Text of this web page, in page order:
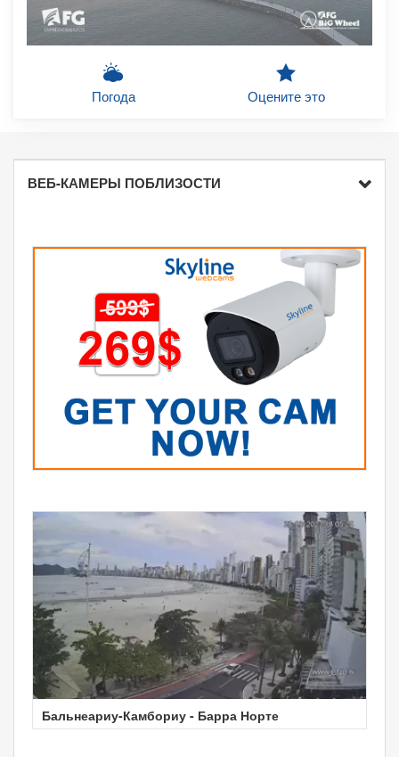
Погода Оцените это
ВЕБ-КАМЕРЫ ПОБЛИЗОСТИ
Бальнеариу-Камбориу - Барра Норте